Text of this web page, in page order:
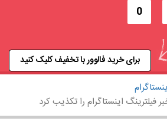
0
برای خرید فالوور با تخفیف کلیک کنید
اینستاگرام را تکذیب کرد